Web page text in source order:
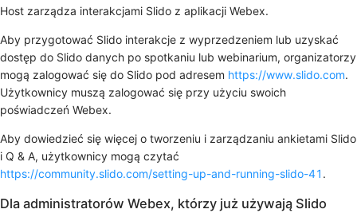
Host zarządza interakcjami Slido z aplikacji Webex.
Aby przygotować Slido interakcje z wyprzedzeniem lub uzyskać
dostęp do Slido danych po spotkaniu lub webinarium, organizatorzy
mogą zalogować się do Slido pod adresem https://www.slido.com.
Użytkownicy muszą zalogować się przy użyciu swoich
poświadczeń Webex.
Aby dowiedzieć się więcej o tworzeniu i zarządzaniu ankietami Slido
i Q & A, użytkownicy mogą czytać
https://community.slido.com/setting-up-and-running-slido-41 .
Dla administratorów Webex, którzy już używają Slido